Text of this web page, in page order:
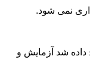
شد آزمایش و